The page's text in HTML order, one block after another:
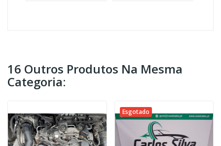
16 Outros Produtos Na Mesma
Categoria:
Esgotado